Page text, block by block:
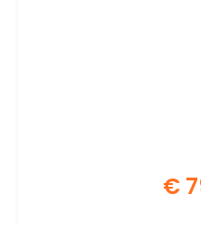
€